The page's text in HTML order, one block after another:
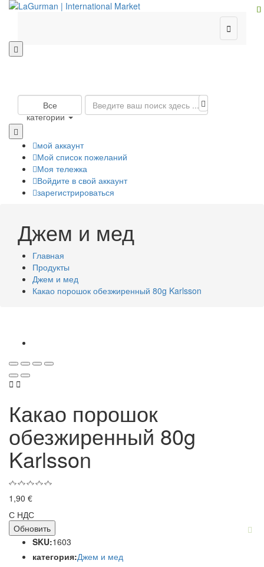

Все
категории
мой аккаунт
Мой список пожеланий
Моя тележка
Войдите в свой аккаунт
зарегистрироваться
Джем и мед
Главная
Продукты
Джем и мед
Какао порошок обезжиренный 80g Karlsson
 
Какао порошок
обезжиренный 80g
Karlsson
1,90 €
С НДС
SKU:1603
категория:Джем и мед